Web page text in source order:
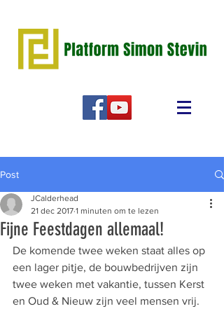
Post
Fijne Feestdagen allemaal!
JCalderhead
21 dec 2017 1 minuten om te lezen
De komende twee weken staat alles op
een lager pitje, de bouwbedrijven zijn
twee weken met vakantie, tussen Kerst
en Oud & Nieuw zijn veel mensen vrij.